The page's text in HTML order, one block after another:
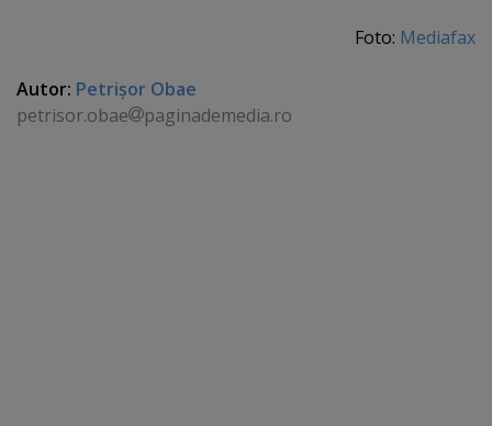
Foto: Mediafax
Autor: Petrişor Obae
petrisor.obae
paginademedia.ro